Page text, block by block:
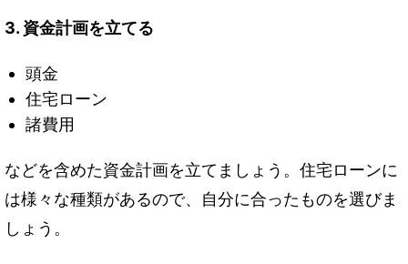
3. 資金計画を立てる
頭金
住宅ローン
諸費用
などを含めた資金計画を立てましょう。住宅ローンに
は様々な種類があるので、自分に合ったものを選びま
しょう。